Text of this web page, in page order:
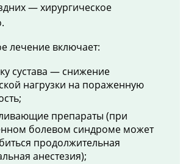
— хирургическое
лечение включает:
сустава — снижение
нагрузки на пораженную
препараты (при
болевом синдроме может
продолжительная
анестезия);